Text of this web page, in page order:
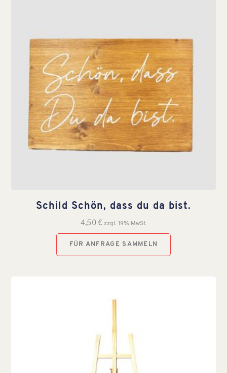
Schild Schön, dass du da bist.
4,50 € zzgl. 19% MwSt.
FÜR ANFRAGE SAMMELN